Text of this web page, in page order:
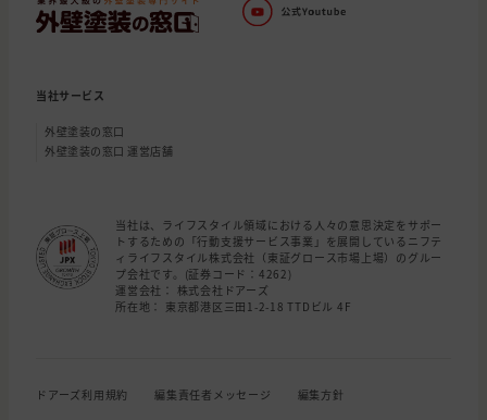
当社サービス
外壁塗装の窓口
外壁塗装の窓口 運営店舗
当社は、ライフスタイル領域における人々の意思決定をサポー
トするための「行動支援サービス事業」を展開しているニフテ
ィライフスタイル株式会社（東証グロース市場上場）のグルー
プ会社です。(証券コード：4262)
運営会社： 株式会社ドアーズ
所在地： 東京都港区三田1-2-18 TTDビル 4F
ドアーズ利用規約 編集責任者メッセージ 編集方針